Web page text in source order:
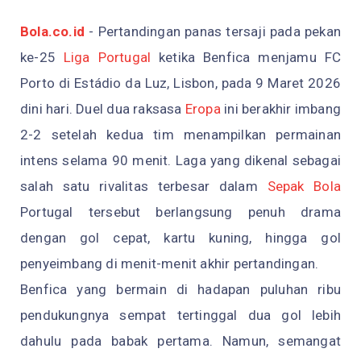
Bola.co.id - Pertandingan panas tersaji pada pekan
ke-25 Liga Portugal ketika Benfica menjamu FC
Porto di Estádio da Luz, Lisbon, pada 9 Maret 2026
dini hari. Duel dua raksasa Eropaini berakhir imbang
2-2 setelah kedua tim menampilkan permainan
intens selama 90 menit. Laga yang dikenal sebagai
salah satu rivalitas terbesar dalam Sepak Bola
Portugal tersebut berlangsung penuh drama
dengan gol cepat, kartu kuning, hingga gol
penyeimbang di menit-menit akhir pertandingan.
Benfica yang bermain di hadapan puluhan ribu
pendukungnya sempat tertinggal dua gol lebih
dahulu pada babak pertama. Namun, semangat